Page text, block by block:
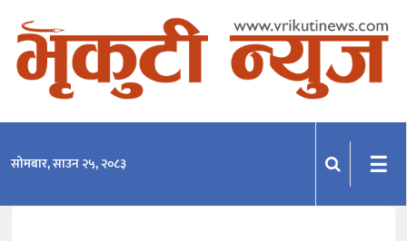
समाचार
सोमबार, साउन २५, २०८३ ☰